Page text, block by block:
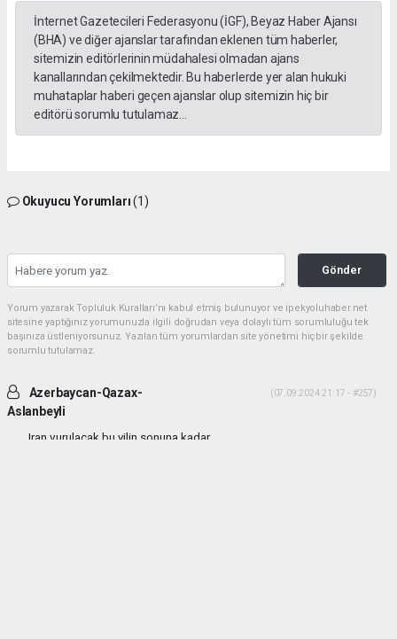
İnternet Gazetecileri Federasyonu (İGF), Beyaz Haber Ajansı
(BHA) ve diğer ajanslar tarafından eklenen tüm haberler,
sitemizin editörlerinin müdahalesi olmadan ajans
kanallarından çekilmektedir. Bu haberlerde yer alan hukuki
muhataplar haberi geçen ajanslar olup sitemizin hiç bir
editörü sorumlu tutulamaz...
Okuyucu Yorumları(1)
Gönder
Yorum yazarak Topluluk Kuralları’nı kabul etmiş bulunuyor ve ipekyoluhaber.net
sitesine yaptığınız yorumunuzla ilgili doğrudan veya dolaylı tüm sorumluluğu tek
başınıza üstleniyorsunuz. Yazılan tüm yorumlardan site yönetimi hiçbir şekilde
sorumlu tutulamaz.
Azerbaycan-Qazax-
Aslanbeyli
(07.09.2024 21:17 - #257)
Iran vurulacak bu yilin sonuna kadar...